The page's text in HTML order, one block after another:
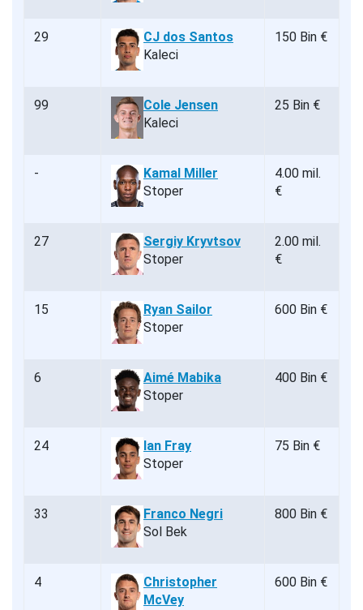
29
CJ dos Santos
Kaleci
150 Bin €
99
Cole Jensen
Kaleci
25 Bin €
-
Kamal Miller
Stoper
4.00 mil.
€
27
Sergiy Kryvtsov
Stoper
2.00 mil.
€
15
Ryan Sailor
Stoper
600 Bin €
6
Aimé Mabika
Stoper
400 Bin €
24
Ian Fray
Stoper
75 Bin €
33
Franco Negri
Sol Bek
800 Bin €
4
Christopher
McVey
600 Bin €